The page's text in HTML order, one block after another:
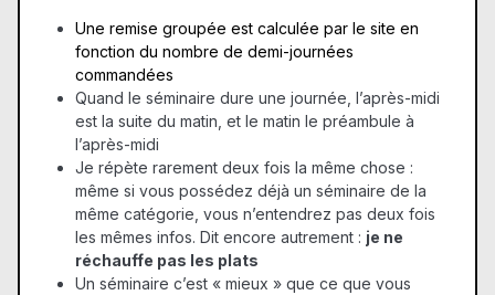
Une remise groupée est calculée par le site en
fonction du nombre de demi-journées
commandées
Quand le séminaire dure une journée, l’après-midi
est la suite du matin, et le matin le préambule à
l’après-midi
Je répète rarement deux fois la même chose :
même si vous possédez déjà un séminaire de la
même catégorie, vous n’entendrez pas deux fois
les mêmes infos. Dit encore autrement : je ne
réchauffe pas les plats
Un séminaire c’est « mieux » que ce que vous